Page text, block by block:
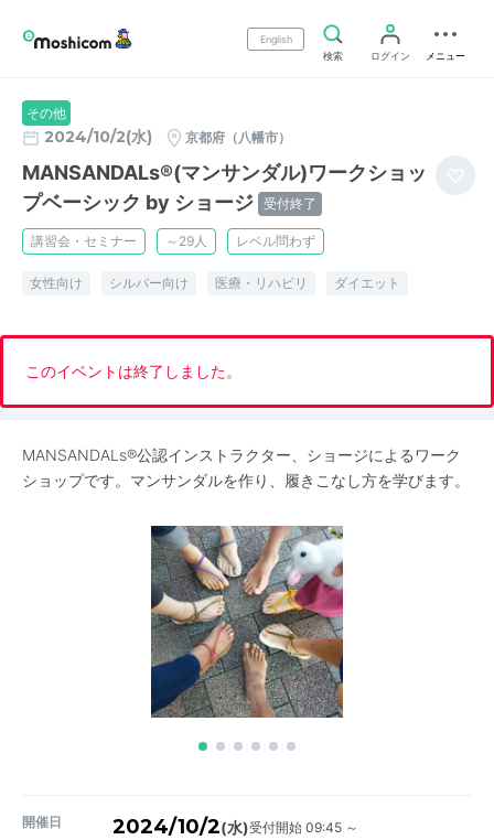
English
検索
ログイン メニュー
その他
2024/10/2(水) 京都府（八幡市）
MANSANDALs®(マンサンダル)ワークショッ
プベーシック by ショージ 受付終了
講習会・セミナー ～29人 レベル問わず
女性向け シルバー向け 医療・リハビリ ダイエット
このイベントは終了しました。
MANSANDALs®️公認インストラクター、ショージによるワーク
ショップです。マンサンダルを作り、履きこなし方を学びます。
開催日 2024/10/2(水)受付開始 09:45 ～